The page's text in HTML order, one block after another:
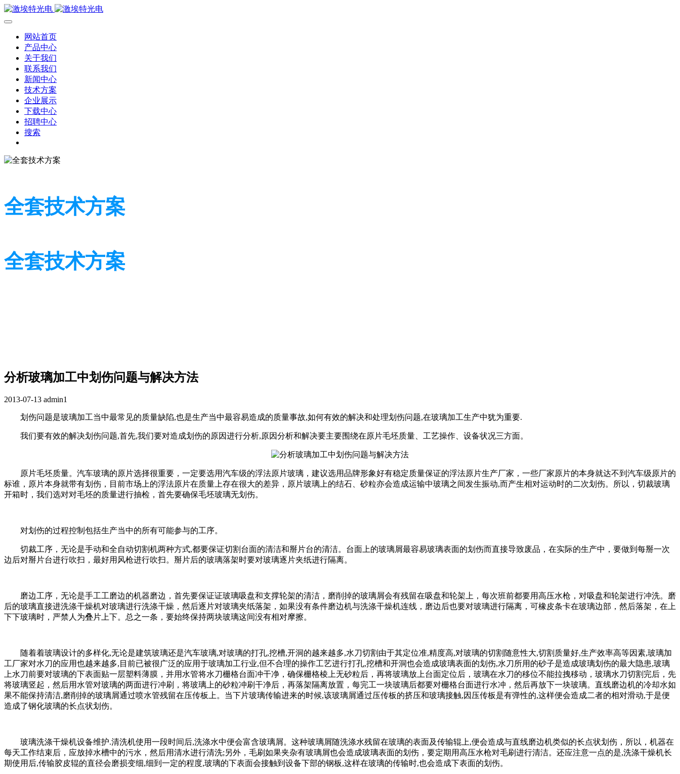
网站首页
产品中心
关于我们
联系我们
新闻中心
技术方案
企业展示
下载中心
招聘中心
搜索
全套技术方案
全套技术方案
分析玻璃加工中划伤问题与解决方法
2013-07-13 admin1
划伤问题是玻璃加工当中最常见的质量缺陷,也是生产当中最容易造成的质量事故,如何有效的解决和处理划伤问题,在玻璃加工生产中犹为重要.
我们要有效的解决划伤问题,首先,我们要对造成划伤的原因进行分析,原因分析和解决要主要围绕在原片毛坯质量、工艺操作、设备状况三方面。
原片毛坯质量。汽车玻璃的原片选择很重要，一定要选用汽车级的浮法原片玻璃，建议选用品牌形象好有稳定质量保证的浮法原片生产厂家，一些厂家原片的本身就达不到汽车级原片的
标谁，原片本身就带有划伤，目前市场上的浮法原片在质量上存在很大的差异，原片玻璃上的结石、砂粒亦会造成运输中玻璃之间发生振动,而产生相对运动时的二次划伤。所以，切裁玻璃
开箱时，我们选对对毛坯的质量进行抽检，首先要确保毛坯玻璃无划伤。
对划伤的过程控制包括生产当中的所有可能参与的工序。
切裁工序，无论是手动和全自动切割机两种方式,都要保证切割台面的清洁和掰片台的清洁。台面上的玻璃屑最容易玻璃表面的划伤而直接导致废品，在实际的生产中，要做到每掰一次
边后对掰片台进行吹扫，最好用风枪进行吹扫。掰片后的玻璃落架时要对玻璃逐片夹纸进行隔离。
磨边工序，无论是手工工磨边的机器磨边，首先要保证证玻璃吸盘和支撑轮架的清洁，磨削掉的玻璃屑会有残留在吸盘和轮架上，每次班前都要用高压水枪，对吸盘和轮架进行冲洗。磨
后的玻璃直接进洗涤干燥机对玻璃进行洗涤干燥，然后逐片对玻璃夹纸落架，如果没有条件磨边机与洗涤干燥机连线，磨边后也要对玻璃进行隔离，可橡皮条卡在玻璃边部，然后落架，在上
下下玻璃时，严禁人为叠片上下。总之一条，要始终保持两块玻璃这间没有相对摩擦。
随着着玻璃设计的多样化,无论是建筑玻璃还是汽车玻璃,对玻璃的打孔,挖槽,开洞的越来越多,水刀切割由于其定位准,精度高,对玻璃的切割随意性大,切割质量好,生产效率高等因素,玻璃加
工厂家对水刀的应用也越来越多,目前已被很广泛的应用于玻璃加工行业,但不合理的操作工艺进行打孔,挖槽和开洞也会造成玻璃表面的划伤,水刀所用的砂子是造成玻璃划伤的最大隐患,玻璃
上水刀前要对玻璃的下表面贴一层塑料薄膜，并用水管将水刀栅格台面冲干净，确保栅格棱上无砂粒后，再将玻璃放上台面定位后，玻璃在水刀的移位不能拉拽移动，玻璃水刀切割完后，先
将玻璃竖起，然后用水管对玻璃的两面进行冲刷，将玻璃上的砂粒冲刷干净后，再落架隔离放置，每完工一块玻璃后都要对栅格台面进行水冲，然后再放下一块玻璃。直线磨边机的冷却水如
果不能保持清洁,磨削掉的玻璃屑通过喷水管残留在压传板上。当下片玻璃传输进来的时候,该玻璃屑通过压传板的挤压和玻璃接触,因压传板是有弹性的,这样便会造成二者的相对滑动,于是便
造成了钢化玻璃的长点状划伤。
玻璃洗涤干燥机设备维护.清洗机使用一段时间后,洗涤水中便会富含玻璃屑。这种玻璃屑随洗涤水残留在玻璃的表面及传输辊上,便会造成与直线磨边机类似的长点状划伤，所以，机器在
每天工作结束后，应放掉水槽中的污水，然后用清水进行清洗;另外，毛刷如果夹杂有玻璃屑也会造成玻璃表面的划伤，要定期用高压水枪对毛刷进行清洁。还应注意一点的是,洗涤干燥机长
期使用后,传输胶皮辊的直径会磨损变细,细到一定的程度,玻璃的下表面会接触到设备下部的钢板,这样在玻璃的传输时,也会造成下表面的划伤。